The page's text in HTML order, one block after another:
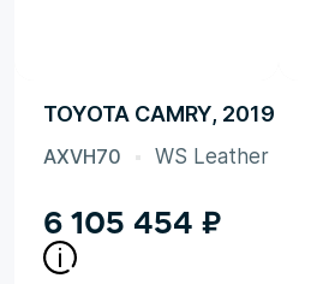
TOYOTA CAMRY, 2019
AXVH70 WS Leather
6 105 454 ₽